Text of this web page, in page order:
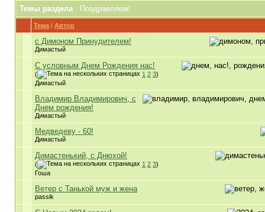
Темы раздела: Поздравляем!
Тема / Автор
с Димоном Принудителем!
Димастый
С условным Днем Рождения нас!
( 1 2 3)
Димастый
Владимир Владимирович, с
Днем рождения!
Димастый
Медведеву - 60!
Димастый
Димастенький, с Днюхой!
( 1 2 3)
Гоша
Ветер с Танькой муж и жена
passik